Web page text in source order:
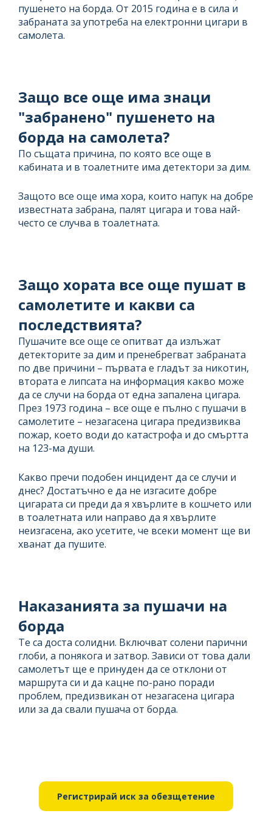
пушенето на борда. От 2015 година е в сила и
забраната за употреба на електронни цигари в
самолета.
Защо все още има знаци
"забранено" пушенето на
борда на самолета?
По същата причина, по която все още в
кабината и в тоалетните има детектори за дим.
Защото все още има хора, които напук на добре
известната забрана, палят цигара и това най-
често се случва в тоалетната.
Защо хората все още пушат в
самолетите и какви са
последствията?
Пушачите все още се опитват да излъжат
детекторите за дим и пренебрегват забраната
по две причини – първата е гладът за никотин,
втората е липсата на информация какво може
да се случи на борда от една запалена цигара.
През 1973 година – все още е пълно с пушачи в
самолетите – незагасена цигара предизвиква
пожар, което води до катастрофа и до смъртта
на 123-ма души.
Какво пречи подобен инцидент да се случи и
днес? Достатъчно е да не изгасите добре
цигарата си преди да я хвърлите в кошчето или
в тоалетната или направо да я хвърлите
неизгасена, ако усетите, че всеки момент ще ви
хванат да пушите.
Наказанията за пушачи на
борда
Те са доста солидни. Включват солени парични
глоби, а понякога и затвор. Зависи от това дали
самолетът ще е принуден да се отклони от
маршрута си и да кацне по-рано поради
проблем, предизвикан от незагасена цигара
или за да свали пушача от борда.
Регистрирай иск за обезщетение